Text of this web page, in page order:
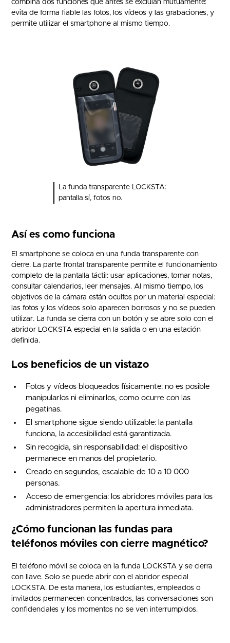
combina dos funciones que antes se excluían mutuamente:
evita de forma fiable las fotos, los vídeos y las grabaciones, y
permite utilizar el smartphone al mismo tiempo.
La funda transparente LOCKSTA:
pantalla sí, fotos no.
Así es como funciona
El smartphone se coloca en una funda transparente con
cierre. La parte frontal transparente permite el funcionamiento
completo de la pantalla táctil: usar aplicaciones, tomar notas,
consultar calendarios, leer mensajes. Al mismo tiempo, los
objetivos de la cámara están ocultos por un material especial:
las fotos y los vídeos solo aparecen borrosos y no se pueden
utilizar. La funda se cierra con un botón y se abre solo con el
abridor LOCKSTA especial en la salida o en una estación
definida.
Los beneficios de un vistazo
Fotos y vídeos bloqueados físicamente: no es posible
manipularlos ni eliminarlos, como ocurre con las
pegatinas.
El smartphone sigue siendo utilizable: la pantalla
funciona, la accesibilidad está garantizada.
Sin recogida, sin responsabilidad: el dispositivo
permanece en manos del propietario.
Creado en segundos, escalable de 10 a 10 000
personas.
Acceso de emergencia: los abridores móviles para los
administradores permiten la apertura inmediata.
¿Cómo funcionan las fundas para
teléfonos móviles con cierre magnético?
El teléfono móvil se coloca en la funda LOCKSTA y se cierra
con llave. Solo se puede abrir con el abridor especial
LOCKSTA. De esta manera, los estudiantes, empleados o
invitados permanecen concentrados, las conversaciones son
confidenciales y los momentos no se ven interrumpidos.